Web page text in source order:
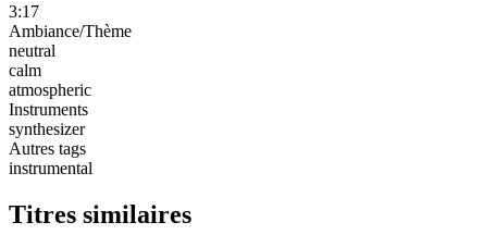
3:17
Ambiance/Thème
neutral
calm
atmospheric
Instruments
synthesizer
Autres tags
instrumental
Titres similaires